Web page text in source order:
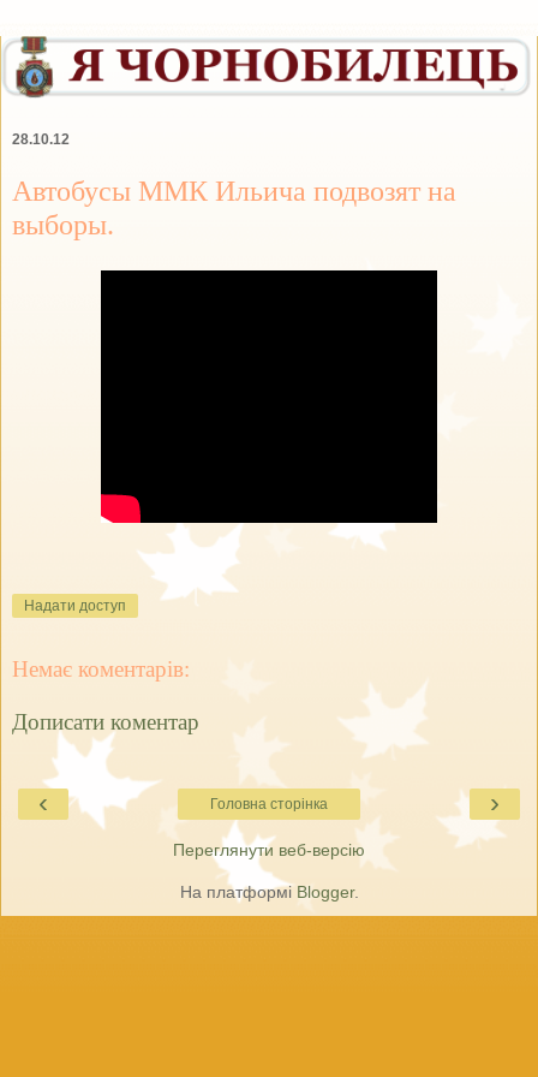
28.10.12
Автобусы ММК Ильича подвозят на
выборы.
Надати доступ
Немає коментарів:
Дописати коментар
‹ ›
Головна сторінка
Переглянути веб-версію
На платформі Blogger.